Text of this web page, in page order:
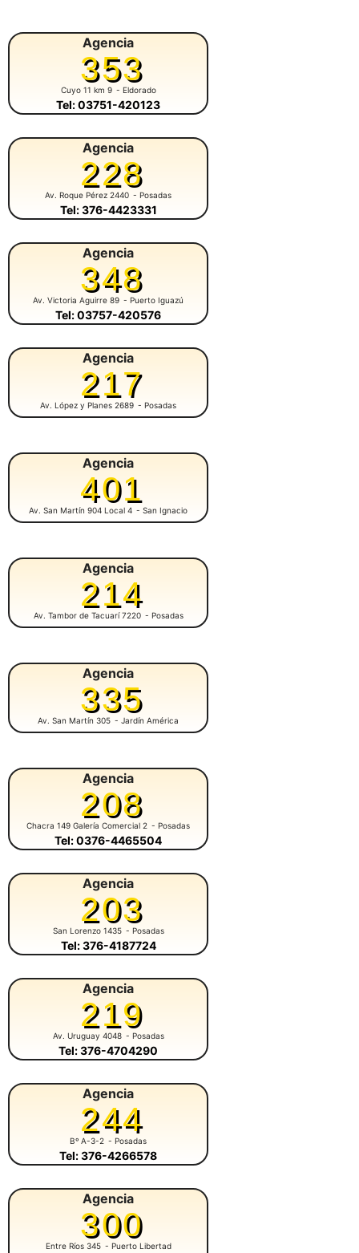
Agencia
353
Cuyo 11 km 9 - Eldorado
Tel: 03751-420123
Agencia
228
Av. Roque Pérez 2440 - Posadas
Tel: 376-4423331
Agencia
348
Av. Victoria Aguirre 89 - Puerto Iguazú
Tel: 03757-420576
Agencia
217
Av. López y Planes 2689 - Posadas
Agencia
401
Av. San Martín 904 Local 4 - San Ignacio
Agencia
214
Av. Tambor de Tacuarí 7220 - Posadas
Agencia
335
Av. San Martín 305 - Jardín América
Agencia
208
Chacra 149 Galería Comercial 2 - Posadas
Tel: 0376-4465504
Agencia
203
San Lorenzo 1435 - Posadas
Tel: 376-4187724
Agencia
219
Av. Uruguay 4048 - Posadas
Tel: 376-4704290
Agencia
244
Bº A-3-2 - Posadas
Tel: 376-4266578
Agencia
300
Entre Ríos 345 - Puerto Libertad